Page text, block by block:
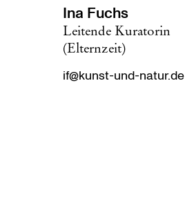
Ina Fuchs
Leitende Kuratorin
(Elternzeit)
if@kunst-und-natur.de